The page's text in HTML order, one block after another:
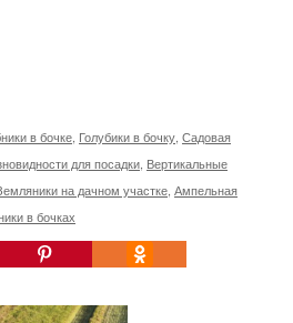
в бочке, Голубики в бочку, Садовая
для посадки, Вертикальные
на дачном участке, Ампельная
в бочках